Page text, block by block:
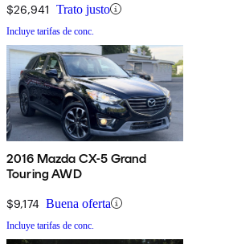
$26,941 Trato justo
Incluye tarifas de conc.
2016 Mazda CX-5 Grand
Touring AWD
$9,174 Buena oferta
Incluye tarifas de conc.